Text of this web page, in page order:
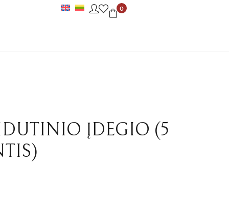
0
ĮDEGIO (5